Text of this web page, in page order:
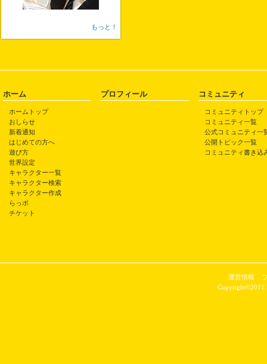
もっと！
ホーム
ホームトップ
おしらせ
新着通知
はじめての方へ
遊び方
世界設定
キャラクター一覧
キャラクター検索
キャラクター作成
らっポ
チケット
プロフィール コミュニティ
コミュニティトップ
コミュニティ一覧
公式コミュニティ一
公開トピック一覧
コミュニティ書き込
運営情報
Copyright©2011